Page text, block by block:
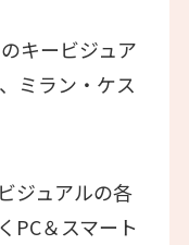
キービジュア
ミラン・ケス
ジュアルの各
PC＆スマート